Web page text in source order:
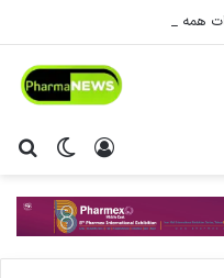
همه استان‌ها فراهم شد.
تغییر ورود